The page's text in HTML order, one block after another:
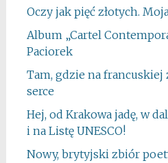
Oczy jak pięć złotych.
Album „Cartel
Paciorek
Tam, gdzie na
serce
Hej, od Krakowa jadę, w
i na Listę UNESCO!
Nowy, brytyjski zbiór